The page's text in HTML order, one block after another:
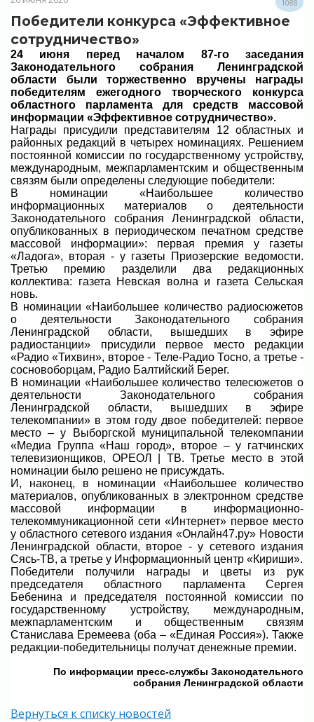
1088
Победители конкурса «Эффективное
сотрудничество»
24 июня перед началом 87-го заседания
Законодательного собрания Ленинградской
области были торжественно вручены награды
победителям ежегодного творческого конкурса
областного парламента для средств массовой
информации «Эффективное сотрудничество».
Награды присудили представителям 12 областных и
районных редакций в четырех номинациях. Решением
постоянной комиссии по государственному устройству,
международным, межпарламентским и общественным
связям были определены следующие победители:
В номинации «Наибольшее количество
информационных материалов о деятельности
Законодательного собрания Ленинградской области,
опубликованных в периодическом печатном средстве
массовой информации»: первая премия у газеты
«Ладога», вторая - у газеты Приозерские ведомости.
Третью премию разделили два редакционных
коллектива: газета Невская волна и газета Сельская
новь.
В номинации «Наибольшее количество радиосюжетов
о деятельности Законодательного собрания
Ленинградской области, вышедших в эфире
радиостанции» присудили первое место редакции
«Радио «Тихвин», второе - Теле-Радио Тосно, а третье -
сосновоборцам, Радио Балтийский Берег.
В номинации «Наибольшее количество телесюжетов о
деятельности Законодательного собрания
Ленинградской области, вышедших в эфире
телекомпании» в этом году двое победителей: первое
место – у Выборгской муниципальной телекомпании
«Медиа Группа «Наш город», второе – у гатчинских
телевизионщиков, ОРЕОЛ | ТВ. Третье место в этой
номинации было решено не присуждать.
И, наконец, в номинации «Наибольшее количество
материалов, опубликованных в электронном средстве
массовой информации в информационно-
телекоммуникационной сети «Интернет» первое место
у областного сетевого издания «Онлайн47.ру» Новости
Ленинградской области, второе - у сетевого издания
Сясь-ТВ, а третье у Информационный центр «Кириши».
Победители получили награды и цветы из рук
председателя областного парламента Сергея
Бебенина и председателя постоянной комиссии по
государственному устройству, международным,
межпарламентским и общественным связям
Станислава Еремеева (оба – «Единая Россия»). Также
редакции-победительницы получат денежные премии.
По информации пресс-службы Законодательного
собрания Ленинградской области
Вернуться к списку новостей